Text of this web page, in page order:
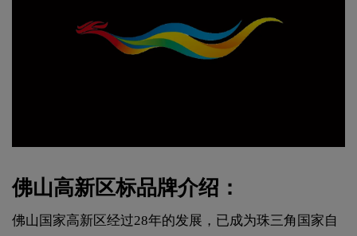
佛山高新区标品牌介绍：
佛山国家高新区经过28年的发展，已成为珠三角国家自